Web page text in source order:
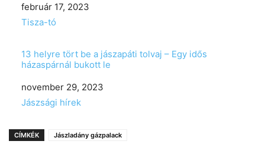
Date
február 17, 2023
In relation to
Tisza-tó
13 helyre tört be a jászapáti tolvaj – Egy idős
házaspárnál bukott le
Date
november 29, 2023
In relation to
Jászsági hírek
CÍMKÉK Jászladány gázpalack